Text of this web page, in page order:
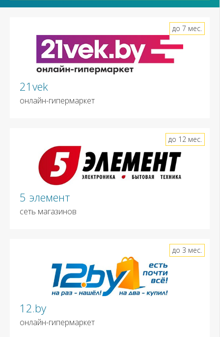
21vek
онлайн-гипермаркет
до 7 мес.
5 элемент
сеть магазинов
до 12 мес.
12.by
онлайн-гипермаркет
до 3 мес.